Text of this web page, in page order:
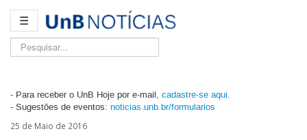
☰
Pesquisar...
- Para receber o UnB Hoje por e-mail, cadastre-se aqui.
- Sugestões de eventos: noticias.unb.br/formularios
25 de Maio de 2016